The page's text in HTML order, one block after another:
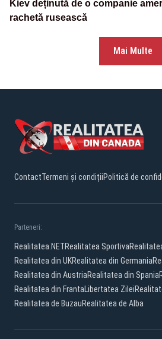
Kiev deținută de o companie
rachetă rusească
Mai Multe
ContactTermeni și condițiiPolitică de
Parteneri:
Realitatea.NETRealitatea Sportiva
Realitatea din UKRealitatea din Germania
Realitatea din AustriaRealitatea din Spania
Realitatea din FrantaLibertatea Zilei
Realitatea de BuzauRealitatea de Alba